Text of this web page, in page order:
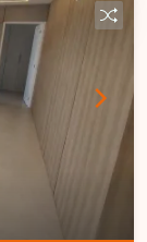
com
e
máximo
amplo,
bairro